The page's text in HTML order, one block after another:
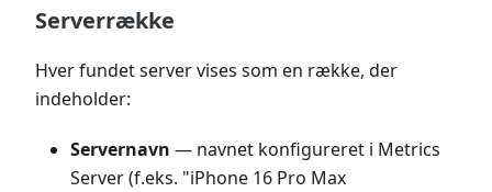
Serverrække
Hver fundet server vises som en række, der
indeholder:
Servernavn — navnet konfigureret i Metrics
Server (f.eks. "iPhone 16 Pro Max